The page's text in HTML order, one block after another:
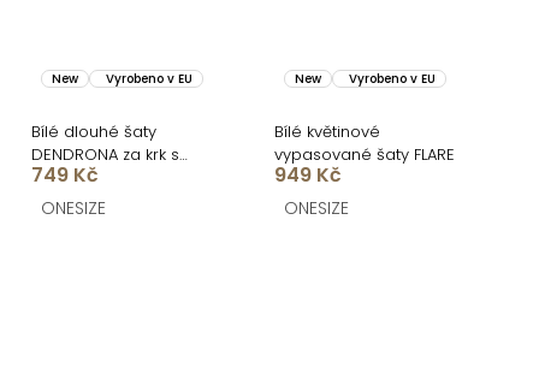
New Vyrobeno v EU
Bílé dlouhé šaty
DENDRONA za krk s
výstřihem
749 Kč
ONESIZE
New Vyrobeno v EU
Bílé květinové
vypasované šaty FLARE
949 Kč
ONESIZE